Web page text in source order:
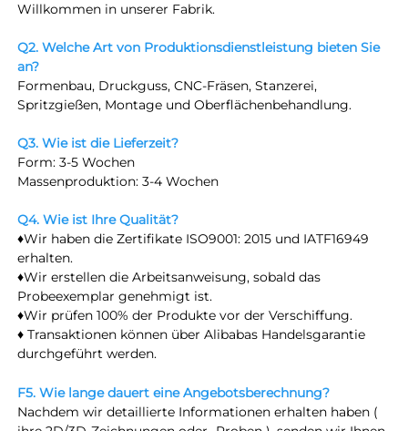
Willkommen in unserer Fabrik.
Q2. Welche Art von Produktionsdienstleistung bieten Sie
an?
Formenbau, Druckguss, CNC-Fräsen, Stanzerei,
Spritzgießen, Montage und Oberflächenbehandlung.
Q3. Wie ist die Lieferzeit?
Form: 3-5 Wochen
Massenproduktion: 3-4 Wochen
Q4. Wie ist Ihre Qualität?
♦Wir haben die Zertifikate ISO9001: 2015 und IATF16949
erhalten.
♦Wir erstellen die Arbeitsanweisung, sobald das
Probeexemplar genehmigt ist.
♦Wir prüfen 100% der Produkte vor der Verschiffung.
♦ Transaktionen können über Alibabas Handelsgarantie
durchgeführt werden.
F5. Wie lange dauert eine Angebotsberechnung?